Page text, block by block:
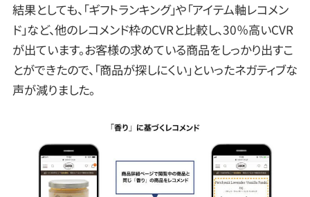
結果としても、「ギフトランキング」や「アイテム軸レコメン
ド」など、他のレコメンド枠のCVRと比較し、30％高いCVR
が出ています。お客様の求めている商品をしっかり出すこ
とができたので、「商品が探しにくい」といったネガティブな
声が減りました。